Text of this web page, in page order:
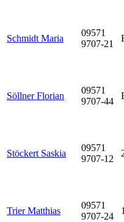
Schmidt Maria
09571
9707-21
Söllner Florian
09571
9707-44
Stöckert Saskia
09571
9707-12
Trier Matthias
09571
9707-24